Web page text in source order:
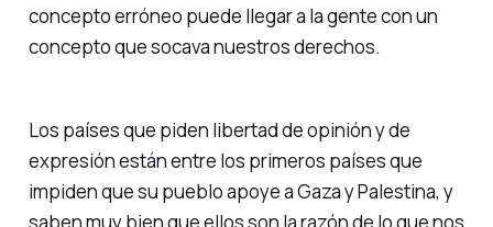
concepto erróneo puede llegar a la gente con un
concepto que socava nuestros derechos.
Los países que piden libertad de opinión y de
expresión están entre los primeros países que
impiden que su pueblo apoye a Gaza y Palestina, y